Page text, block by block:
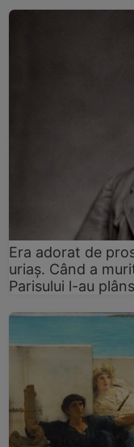
Era adorat de
uriaș. Când a
Parisului l-au plâns